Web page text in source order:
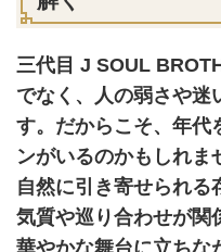
三代目 J SOUL
でなく、人の弱さや迷
す。だからこそ、年代
ンがいるのかもしれま
自然に引き寄せられる
気質や巡り合わせが関
華やかな舞台に立ちな